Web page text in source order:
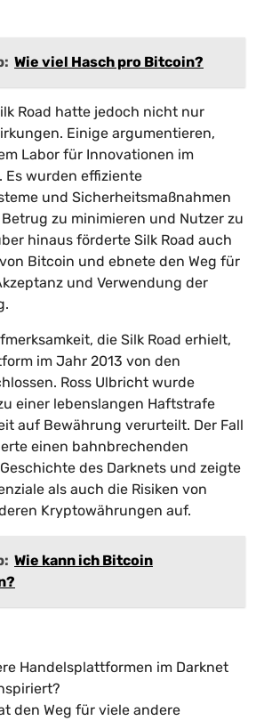
Wie viel Hasch pro Bitcoin?
Road hatte jedoch nicht nur
Einige argumentieren,
Labor für Innovationen im
Es wurden effiziente
und Sicherheitsmaßnahmen
zu minimieren und Nutzer zu
hinaus förderte Silk Road auch
Bitcoin und ebnete den Weg für
und Verwendung der
die Silk Road erhielt,
im Jahr 2013 von den
Ross Ulbricht wurde
einer lebenslangen Haftstrafe
auf Bewährung verurteilt. Der Fall
einen bahnbrechenden
des Darknets und zeigte
als auch die Risiken von
Kryptowährungen auf.
Wie kann ich Bitcoin
Handelsplattformen im Darknet
den Weg für viele andere